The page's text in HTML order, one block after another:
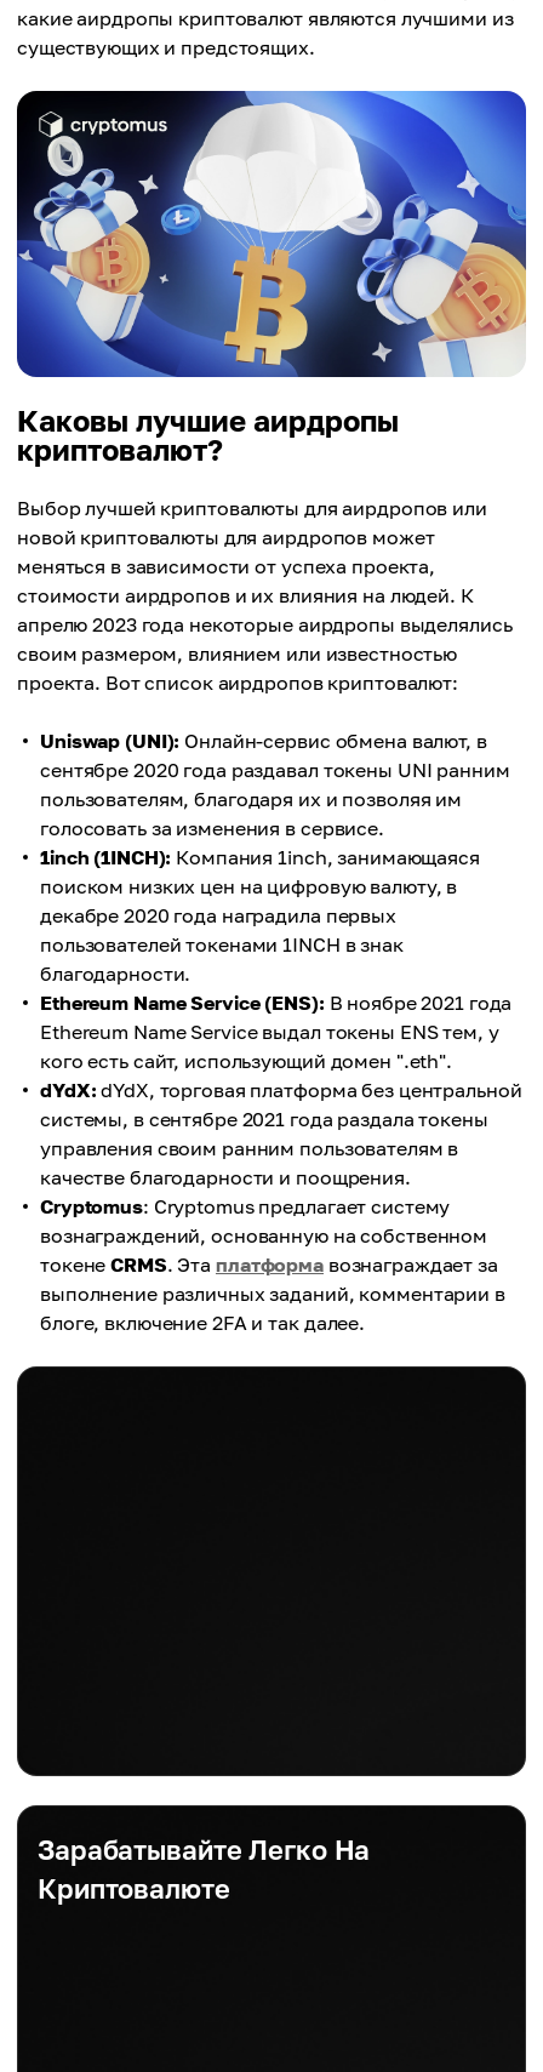
какие аирдропы криптовалют являются лучшими из
существующих и предстоящих.
Каковы лучшие аирдропы
криптовалют?
Выбор лучшей криптовалюты для аирдропов или
новой криптовалюты для аирдропов может
меняться в зависимости от успеха проекта,
стоимости аирдропов и их влияния на людей. К
апрелю 2023 года некоторые аирдропы выделялись
своим размером, влиянием или известностью
проекта. Вот список аирдропов криптовалют:
Uniswap (UNI): Онлайн-сервис обмена валют, в
сентябре 2020 года раздавал токены UNI ранним
пользователям, благодаря их и позволяя им
голосовать за изменения в сервисе.
1inch (1INCH): Компания 1inch, занимающаяся
поиском низких цен на цифровую валюту, в
декабре 2020 года наградила первых
пользователей токенами 1INCH в знак
благодарности.
Ethereum Name Service (ENS): В ноябре 2021 года
Ethereum Name Service выдал токены ENS тем, у
кого есть сайт, использующий домен ".eth".
dYdX: dYdX, торговая платформа без центральной
системы, в сентябре 2021 года раздала токены
управления своим ранним пользователям в
качестве благодарности и поощрения.
Cryptomus: Cryptomus предлагает систему
вознаграждений, основанную на собственном
токенеCRMS. Эта платформавознаграждает за
выполнение различных заданий, комментарии в
блоге, включение 2FA и так далее.
Зарабатывайте Легко На
Криптовалюте